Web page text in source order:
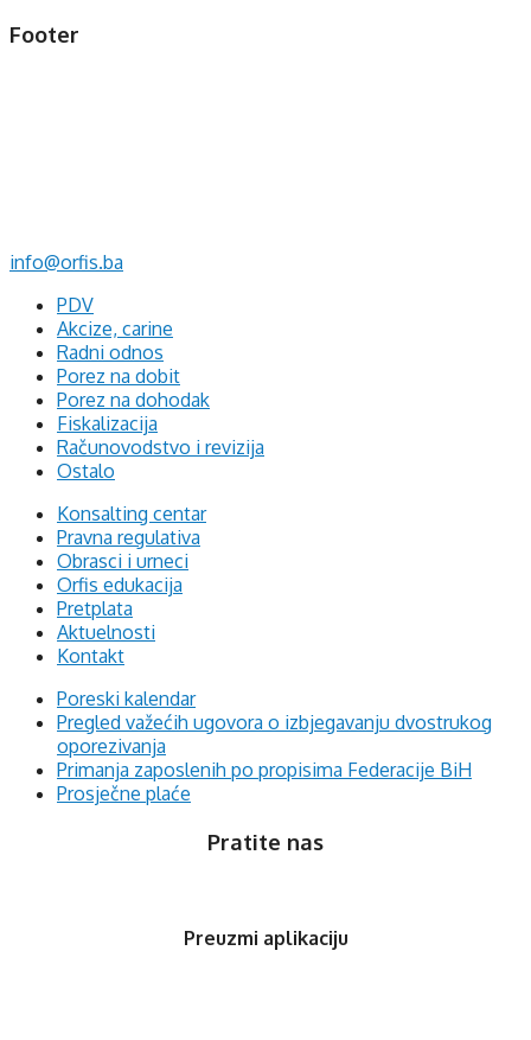
Footer
info@orfis.ba
PDV
Akcize, carine
Radni odnos
Porez na dobit
Porez na dohodak
Fiskalizacija
Računovodstvo i revizija
Ostalo
Konsalting centar
Pravna regulativa
Obrasci i urneci
Orfis edukacija
Pretplata
Aktuelnosti
Kontakt
Poreski kalendar
Pregled važećih ugovora o izbjegavanju dvostrukog
oporezivanja
Primanja zaposlenih po propisima Federacije BiH
Prosječne plaće
Pratite nas
Preuzmi aplikaciju